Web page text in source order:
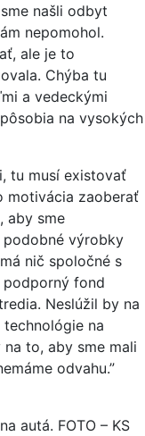
našli odbyt
nepomohol.
ale je to
Chýba tu
a vedeckými
na vysokých
tu musí existovať
motivácia zaoberať
aby sme
výrobky
nič spoločné s
fond
Neslúžil by na
na
to, aby sme mali
odvahu.”
autá. FOTO – KS